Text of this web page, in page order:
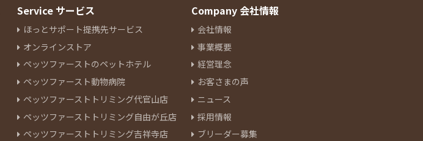
Service サービス
ほっとサポート提携先サービス
オンラインストア
ペッツファーストのペットホテル
ペッツファースト動物病院
ペッツファーストトリミング代官山店
ペッツファーストトリミング自由が丘店
ペッツファーストトリミング吉祥寺店
Company 会社情報
会社情報
事業概要
経営理念
お客さまの声
ニュース
採用情報
ブリーダー募集